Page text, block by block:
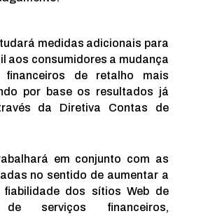
medidas adicionais para
aos consumidores a mudança
financeiros de retalho mais
por base os resultados já
da Diretiva Contas de
em conjunto com as
no sentido de aumentar a
dos sítios Web de
de serviços financeiros,